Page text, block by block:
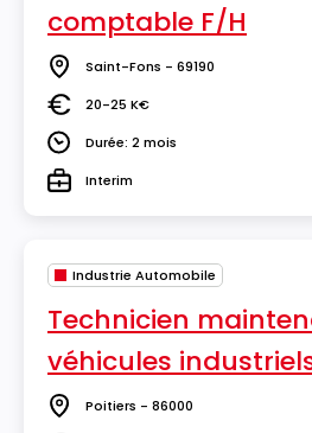
comptable F/H
Lieu Saint-Fons - 69190
Salaire20-25 K€
DuréeDurée: 2 mois
TypeInterim
Industrie Automobile
Technicien
véhicules
Lieu Poitiers - 86000